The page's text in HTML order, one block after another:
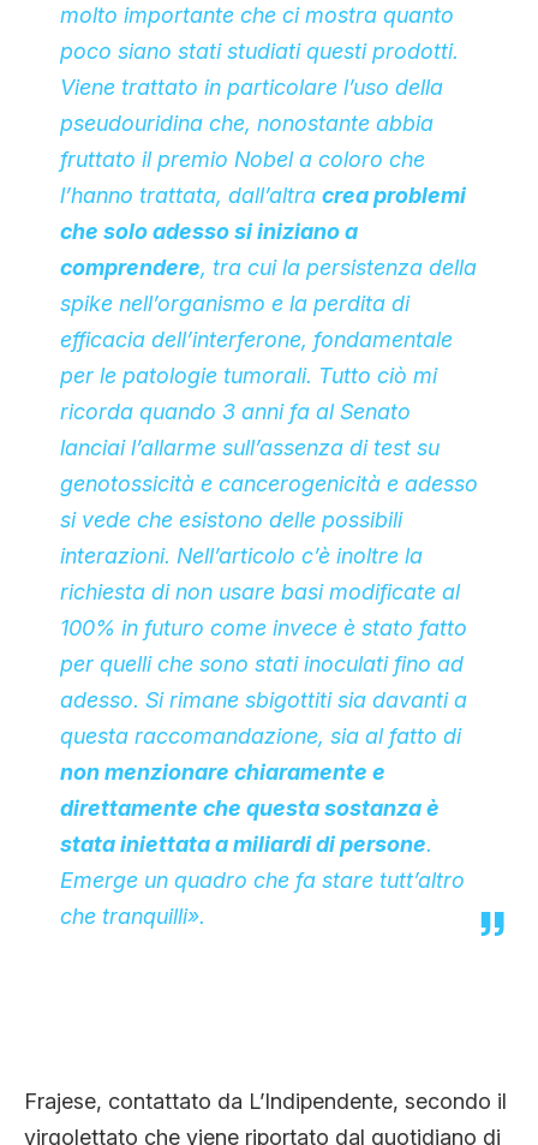
molto importante che ci mostra quanto
poco siano stati studiati questi prodotti.
Viene trattato in particolare l’uso della
pseudouridina che, nonostante abbia
fruttato il premio Nobel a coloro che
l’hanno trattata, dall’altra crea problemi
che solo adesso si iniziano a
comprendere, tra cui la persistenza della
spike nell’organismo e la perdita di
efficacia dell’interferone, fondamentale
per le patologie tumorali. Tutto ciò mi
ricorda quando 3 anni fa al Senato
lanciai l’allarme sull’assenza di test su
genotossicità e cancerogenicità e adesso
si vede che esistono delle possibili
interazioni. Nell’articolo c’è inoltre la
richiesta di non usare basi modificate al
100% in futuro come invece è stato fatto
per quelli che sono stati inoculati fino ad
adesso. Si rimane sbigottiti sia davanti a
questa raccomandazione, sia al fatto di
non menzionare chiaramente e
direttamente che questa sostanza è
stata iniettata a miliardi di persone.
Emerge un quadro che fa stare tutt’altro
che tranquilli».
Frajese, contattato da L’Indipendente, secondo il
virgolettato che viene riportato dal quotidiano di